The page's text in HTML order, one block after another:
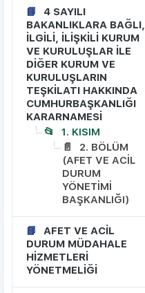
4 SAYILI
BAKANLIKLARA BAĞLI,
İLGİLİ, İLİŞKİLİ KURUM
VE KURULUŞLAR İLE
DİĞER KURUM VE
KURULUŞLARIN
TEŞKİLATI HAKKINDA
CUMHURBAŞKANLIĞI
KARARNAMESİ
1. KISIM
2. BÖLÜM
(AFET VE ACİL
DURUM
YÖNETİMİ
BAŞKANLIĞI)
AFET VE ACİL
DURUM MÜDAHALE
HİZMETLERİ
YÖNETMELİĞİ